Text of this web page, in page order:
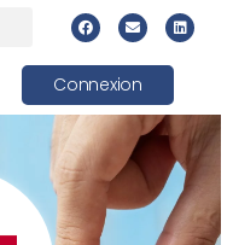
Connexion